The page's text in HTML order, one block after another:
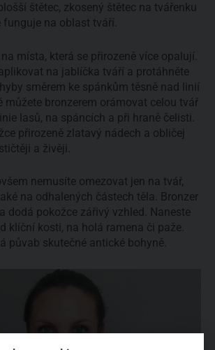
štětec, zkosený štětec na tvářenku
na oblast tváří.
místa, která se přirozeně více opalují.
na jablíčka tváří a protáhněte
směrem ke spánkům těsně nad linií
můžete bronzerem orámovat celou tvář
lasů, na spáncích a při hraně čelisti.
přirozeně zlatavý nádech a obličej
a živěji.
nemusíte omezovat jen na tvář,
na odhalených částech těla. Bronzer
dodá pokožce zářivý vzhled. Naneste
klíční kosti, na holá ramena či paže.
půvab skutečné antické bohyně.